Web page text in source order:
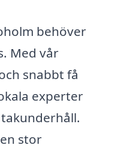
behöver
Med vår
snabbt få
experter
stor